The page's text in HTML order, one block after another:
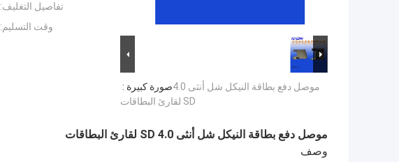
صورة كبيرة :موصل دفع بطاقة النيكل شل أنثى 4.0
SD لقارئ البطاقات
تفاصيل التغليف:
وقت التسليم:
موصل دفع بطاقة النيكل شل أنثى 4.0 SD لقارئ البطاقات
وصف